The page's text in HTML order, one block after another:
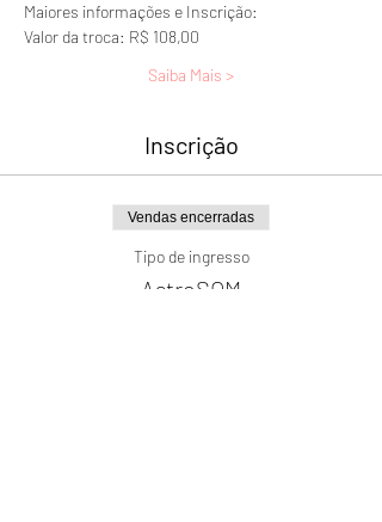
Maiores informações e Inscrição:
Valor da troca: R$ 108,00
Saiba Mais >
Inscrição
Vendas encerradas
Tipo de ingresso
AstroSOM